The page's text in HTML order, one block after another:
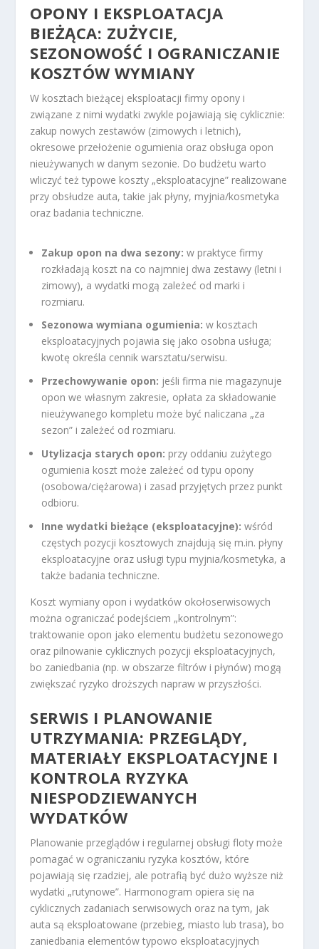
OPONY I EKSPLOATACJA
BIEŻĄCA: ZUŻYCIE,
SEZONOWOŚĆ I OGRANICZANIE
KOSZTÓW WYMIANY
W kosztach bieżącej eksploatacji firmy opony i
związane z nimi wydatki zwykle pojawiają się cyklicznie:
zakup nowych zestawów (zimowych i letnich),
okresowe przełożenie ogumienia oraz obsługa opon
nieużywanych w danym sezonie. Do budżetu warto
wliczyć też typowe koszty „eksploatacyjne” realizowane
przy obsłudze auta, takie jak płyny, myjnia/kosmetyka
oraz badania techniczne.
Zakup opon na dwa sezony: w praktyce firmy
rozkładają koszt na co najmniej dwa zestawy (letni i
zimowy), a wydatki mogą zależeć od marki i
rozmiaru.
Sezonowa wymiana ogumienia: w kosztach
eksploatacyjnych pojawia się jako osobna usługa;
kwotę określa cennik warsztatu/serwisu.
Przechowywanie opon: jeśli firma nie magazynuje
opon we własnym zakresie, opłata za składowanie
nieużywanego kompletu może być naliczana „za
sezon” i zależeć od rozmiaru.
Utylizacja starych opon: przy oddaniu zużytego
ogumienia koszt może zależeć od typu opony
(osobowa/ciężarowa) i zasad przyjętych przez punkt
odbioru.
Inne wydatki bieżące (eksploatacyjne): wśród
częstych pozycji kosztowych znajdują się m.in. płyny
eksploatacyjne oraz usługi typu myjnia/kosmetyka, a
także badania techniczne.
Koszt wymiany opon i wydatków okołoserwisowych
można ograniczać podejściem „kontrolnym”:
traktowanie opon jako elementu budżetu sezonowego
oraz pilnowanie cyklicznych pozycji eksploatacyjnych,
bo zaniedbania (np. w obszarze filtrów i płynów) mogą
zwiększać ryzyko droższych napraw w przyszłości.
SERWIS I PLANOWANIE
UTRZYMANIA: PRZEGLĄDY,
MATERIAŁY EKSPLOATACYJNE I
KONTROLA RYZYKA
NIESPODZIEWANYCH
WYDATKÓW
Planowanie przeglądów i regularnej obsługi floty może
pomagać w ograniczaniu ryzyka kosztów, które
pojawiają się rzadziej, ale potrafią być dużo wyższe niż
wydatki „rutynowe”. Harmonogram opiera się na
cyklicznych zadaniach serwisowych oraz na tym, jak
auta są eksploatowane (przebieg, miasto lub trasa), bo
zaniedbania elementów typowo eksploatacyjnych